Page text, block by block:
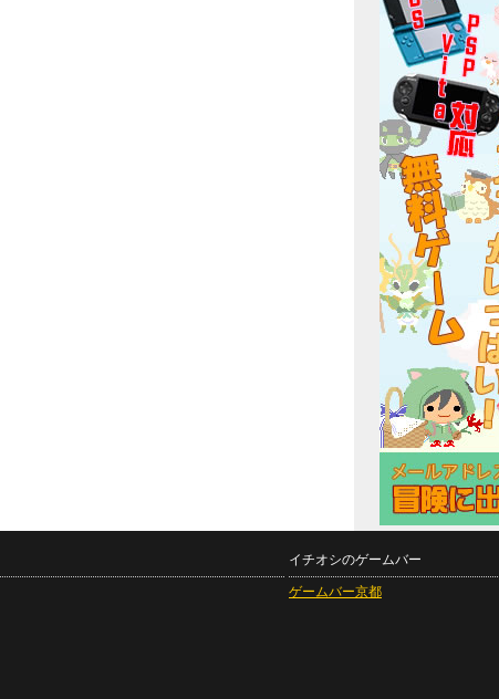
イチオシのゲームバー
ゲームバー京都